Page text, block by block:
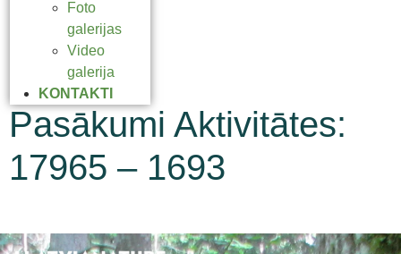
Foto
galerijas
Video
galerija
KONTAKTI
Pasākumi Aktivitātes:
17965 – 1693